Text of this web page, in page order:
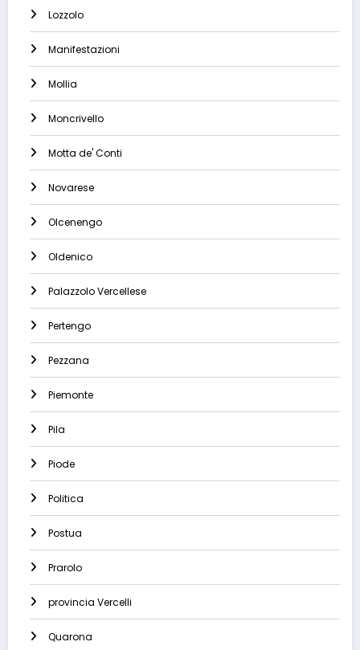
Lozzolo
Manifestazioni
Mollia
Moncrivello
Motta de' Conti
Novarese
Olcenengo
Oldenico
Palazzolo Vercellese
Pertengo
Pezzana
Piemonte
Pila
Piode
Politica
Postua
Prarolo
provincia Vercelli
Quarona